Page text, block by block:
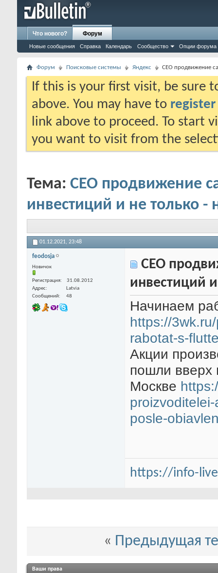
Что нового? Форум
Новые сообщения Справка Календарь Сообщество Опции форума
Форум Поисковые системы Яндекс СЕО продвижение
If this is your first visit, be sure
above. You may have to register
link above to proceed. To start
you want to visit from the
Тема: СЕО продвижение
инвестиций и не только -
01.12.2021, 23:48
feodosja
Новичок
Регистрация
31.08.2012
Адрес
Latvia
Сообщений
48
СЕО
инвестиций
Начинаем
https://
rabotat-s-
Акции
пошли вверх
Москве
posle-
https://info-
« Предыдущая
Ваши права